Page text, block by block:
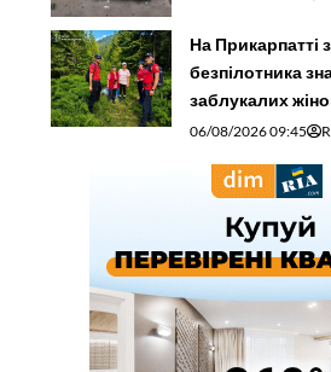
На Прикарпатті
безпілотника
заблукалих
06/08/2026 09:45